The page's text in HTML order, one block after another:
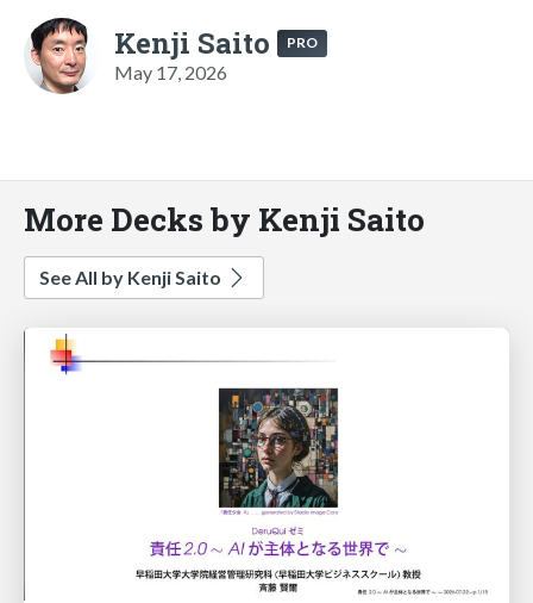
Kenji Saito PRO
May 17, 2026
More Decks by Kenji Saito
See All by Kenji Saito